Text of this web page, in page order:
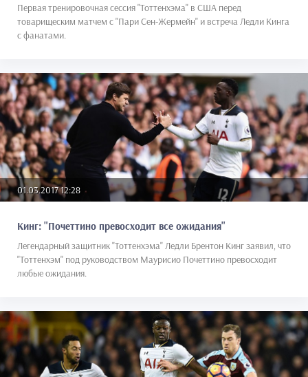
Первая тренировочная сессия "Тоттенхэма" в США перед
товарищеским матчем с "Пари Сен-Жермейн" и встреча Ледли Кинга
с фанатами.
01.03.2017 12:28
Кинг: "Почеттино превосходит все ожидания"
Легендарный защитник "Тоттенхэма" Ледли Брентон Кинг заявил, что
"Тоттенхэм" под руководством Маурисио Почеттино превосходит
любые ожидания.